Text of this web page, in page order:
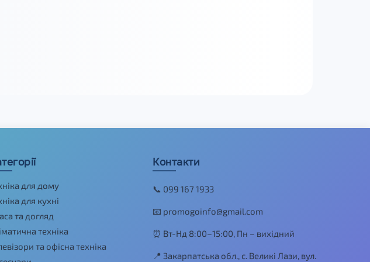
для дому
для кухні
та догляд
техніка
та офісна техніка
Контакти
📞 099 167 1933
📧 promogoinfo@gmail.com
⏰ Вт-Нд 8:00–15:00, Пн – вихідний
📍 Закарпатська обл., с. Великі Лази, вул.